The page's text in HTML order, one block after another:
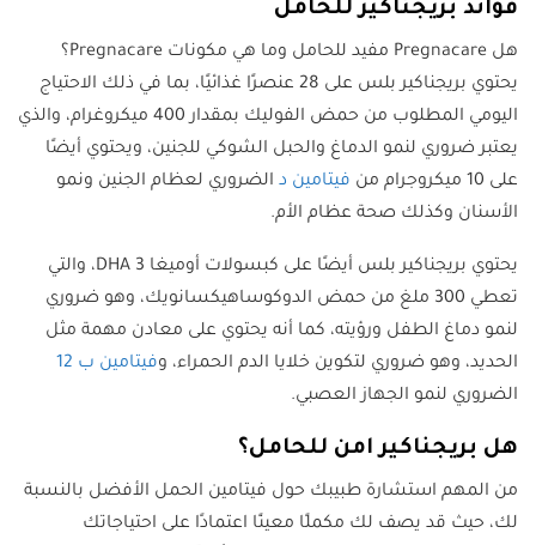
فوائد بريجناكير للحامل
هل Pregnacare مفيد للحامل وما هي مكونات Pregnacare؟
يحتوي بريجناكير بلس على 28 عنصرًا غذائيًا، بما في ذلك الاحتياج
اليومي المطلوب من حمض الفوليك بمقدار 400 ميكروغرام، والذي
يعتبر ضروري لنمو الدماغ والحبل الشوكي للجنين، ويحتوي أيضًا
على 10 ميكروجرام من
فيتامين د الضروري لعظام الجنين ونمو
الأسنان وكذلك صحة عظام الأم.
يحتوي بريجناكير بلس أيضًا على كبسولات أوميغا 3 DHA، والتي
تعطي 300 ملغ من حمض الدوكوساهيكسانويك، وهو ضروري
لنمو دماغ الطفل ورؤيته، كما أنه يحتوي على معادن مهمة مثل
الحديد، وهو ضروري لتكوين خلايا الدم الحمراء، وفيتامين ب 12
الضروري لنمو الجهاز العصبي.
هل بريجناكير امن للحامل؟
من المهم استشارة طبيبك حول فيتامين الحمل الأفضل بالنسبة
لك، حيث قد يصف لك مكملًا معينًا اعتمادًا على احتياجاتك